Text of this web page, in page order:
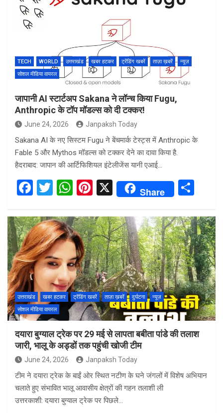
o
p
TECH WORLD उत्तराखंड खबर हटकर ट्रेंडिंग खबरें ताज़ा ख़बरें
न्यूज़
सोशल मीडिया वायरल
जापानी AI स्टार्टअप Sakana ने लॉन्च किया Fugu,
Anthropic के टॉप मॉडल्स को दी टक्कर!
June 24, 2026 Janpaksh Today
Sakana AI के नए सिस्टम Fugu ने बेंचमार्क टेस्ट्स में Anthropic के
Fable 5 और Mythos मॉडल्स को टक्कर देने का दावा किया है.
हैदराबाद: जापान की आर्टिफिशियल इंटेलीजेंस यानी एआई…
F
ce
b
o
o
k
T
tt
er
W
at
s
A
p
p
Pi
er
es
t
X Share
ar
e
उत्तराखंड खबर हटकर ट्रेंडिंग खबरें ताज़ा ख़बरें दुर्घटना
न्यूज़
सोशल मीडिया वायरल
दयारा बुग्याल ट्रेक पर 29 मई से लापता बबीता पांडे की तलाश
जारी, भालू के अड्डों तक पहुंची खोजी टीम
June 24, 2026 Janpaksh Today
टीम ने दयारा ट्रेक के बाईं ओर स्थित नटीण के घने जंगलों में विशेष अभियान
चलाते हुए संभावित भालू आवासीय क्षेत्रों की गहन तलाशी ली
उत्तरकाशी: दयारा बुग्याल ट्रेक पर पिछले…